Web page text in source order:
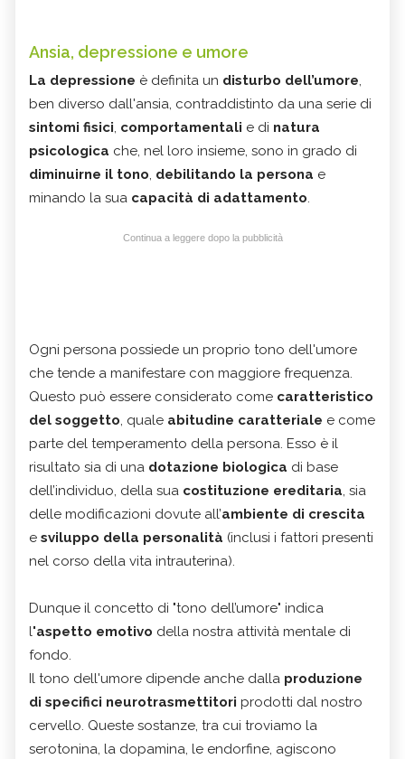
Ansia, depressione e umore
La depressione è definita un disturbo dell’umore,
ben diverso dall'ansia, contraddistinto da una serie di
sintomi fisici, comportamentali e di natura
psicologica che, nel loro insieme, sono in grado di
diminuirne il tono, debilitando la persona e
minando la sua capacità di adattamento.
Continua a leggere dopo la pubblicità
Ogni persona possiede un proprio tono dell'umore
che tende a manifestare con maggiore frequenza.
Questo può essere considerato come caratteristico
del soggetto, quale abitudine caratteriale e come
parte del temperamento della persona. Esso è il
risultato sia di una dotazione biologica di base
dell’individuo, della sua costituzione ereditaria, sia
delle modificazioni dovute all’ambiente di crescita
e sviluppo della personalità (inclusi i fattori presenti
nel corso della vita intrauterina).
Dunque il concetto di "tono dell’umore" indica
l'aspetto emotivo della nostra attività mentale di
fondo.
Il tono dell'umore dipende anche dalla produzione
di specifici neurotrasmettitori prodotti dal nostro
cervello. Queste sostanze, tra cui troviamo la
serotonina, la dopamina, le endorfine, agiscono